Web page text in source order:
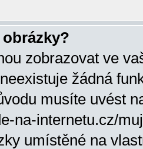
zobrazovat ve
žádná
musíte uvést
na-internetu.cz/
umístěné na